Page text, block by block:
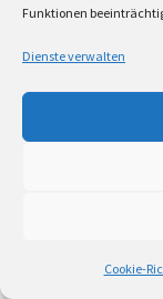
Funktionen
Dienste verwalten
Cookie-
ARCHIV
April 2026